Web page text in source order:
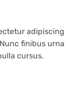
adipiscing
finibus urna
cursus.